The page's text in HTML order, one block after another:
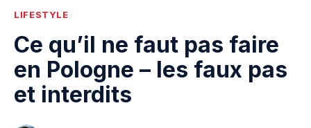
LIFESTYLE
Ce qu’il ne faut pas faire
en Pologne – les faux pas
et interdits